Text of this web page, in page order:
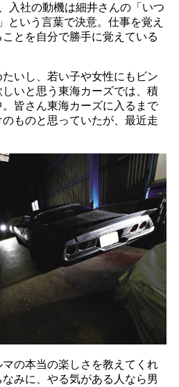
入社の動機は細井さんの「いつ
という言葉で決意。仕事を覚え
とを自分で勝手に覚えている
いし、若い子や女性にもビン
いと思う東海カーズでは、積
皆さん東海カーズに入るまで
ものと思っていたが、最近走
の本当の楽しさを教えてくれ
みに、やる気がある人なら男